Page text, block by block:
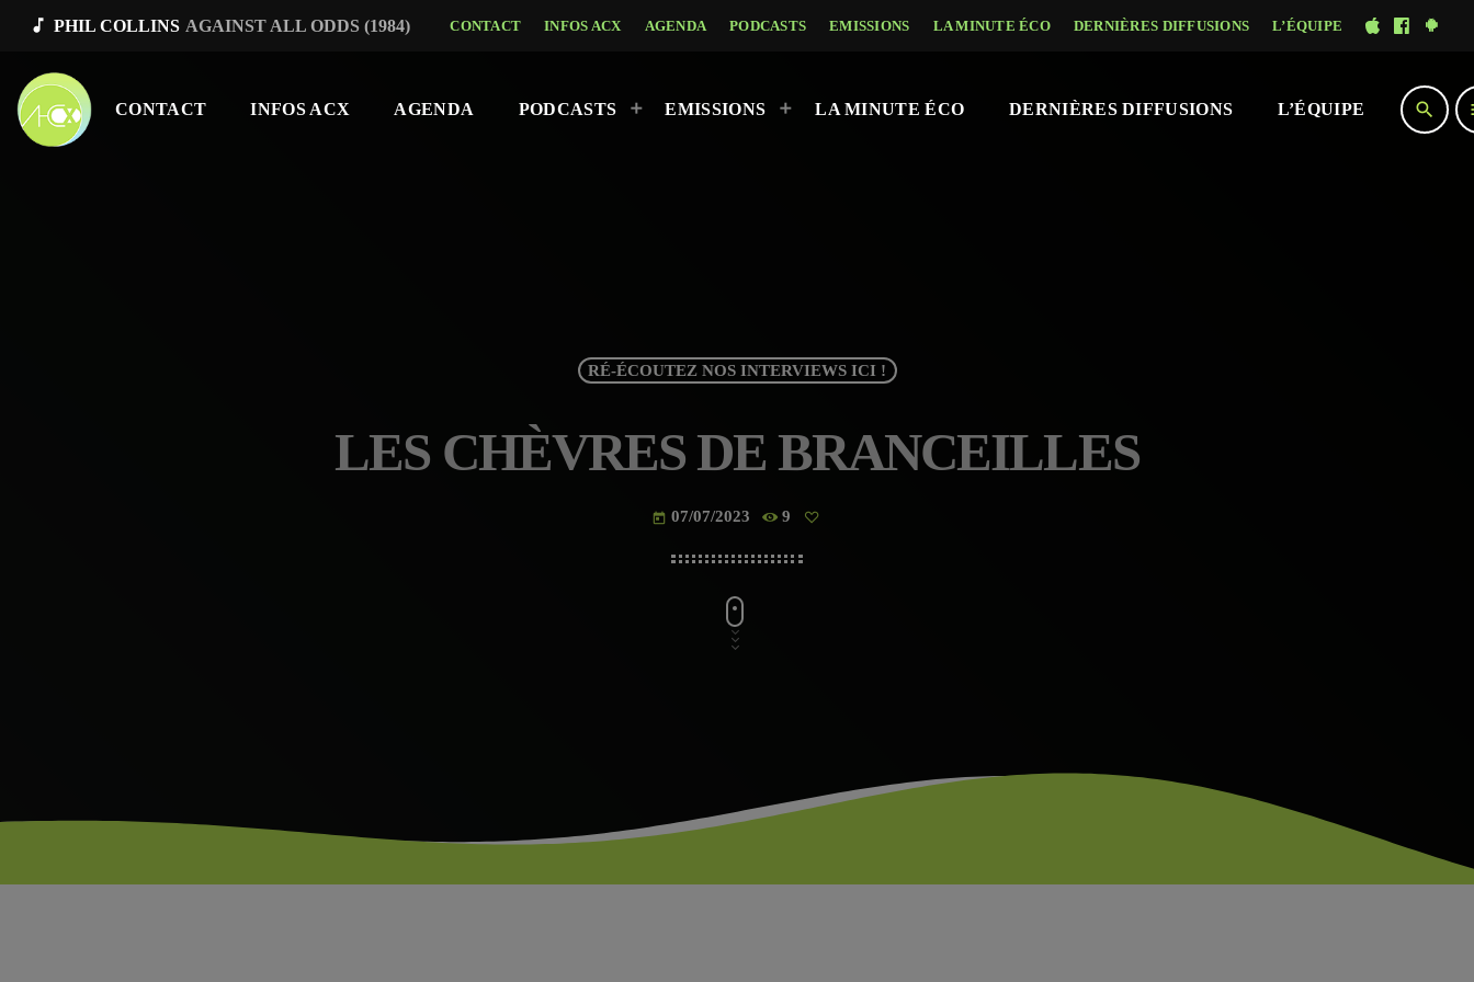
music_note PHIL COLLINS AGAINST ALL ODDS (1984) CONTACT INFOS ACX AGENDA PODCASTS EMISSIONS LA MINUTE ÉCO DERNIÈRES DIFFUSIONS L’ÉQUIPE
CONTACT INFOS ACX AGENDA PODCASTS EMISSIONS LA MINUTE ÉCO DERNIÈRES DIFFUSIONS L’ÉQUIPE search
RÉ-ÉCOUTEZ NOS INTERVIEWS ICI !
LES CHÈVRES DE BRANCEILLES
today 07/07/2023 9